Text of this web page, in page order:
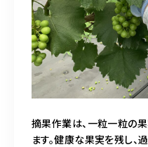
摘果作業は、一粒一粒の
ます。健康な果実を残し